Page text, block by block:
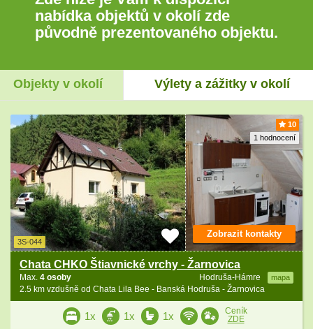
nabídka objektů v okolí zde
původně prezentovaného objektu.
Objekty v okolí Výlety a zážitky v okolí
10
1 hodnocení
3S-044
Chata CHKO Štiavnické vrchy - Žarnovica
Hodruša-Hámre mapa
Max. 4 osoby
2.5 km vzdušně od Chata Lila Bee - Banská Hodruša - Žarnovica
Zobrazit kontakty
1x 1x 1x
Ceník
ZDE